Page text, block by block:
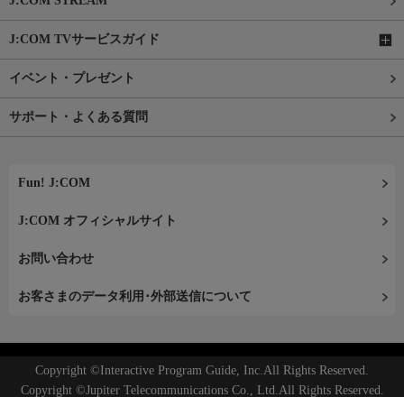
J:COM TVサービスガイド
イベント・プレゼント
サポート・よくある質問
Fun! J:COM
J:COM オフィシャルサイト
お問い合わせ
お客さまのデータ利用･外部送信について
Copyright ©Interactive Program Guide, Inc.All Rights Reserved.
Copyright ©Jupiter Telecommunications Co., Ltd.All Rights Reserved.